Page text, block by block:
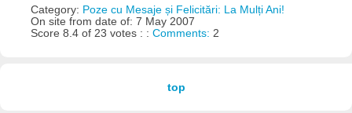
Category: Poze cu Mesaje și Felicitări: La Mulți Ani!
On site from date of: 7 May 2007
Score 8.4 of 23 votes : : Comments: 2
top